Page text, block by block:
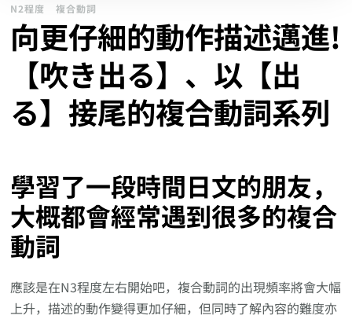
N2程度 複合動詞
向更仔細的動作描述邁進!
【吹き出る】、以【出
る】接尾的複合動詞系列
學習了一段時間日文的朋友，
大概都會經常遇到很多的複合
動詞
應該是在N3程度左右開始吧，複合動詞的出現頻率將會大幅
上升，描述的動作變得更加仔細，但同時了解內容的難度亦